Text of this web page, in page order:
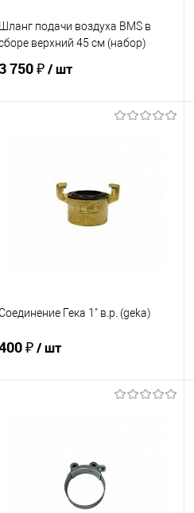
Шланг подачи воздуха BMS в
верхний 45 см (набор)
3 750 ₽/ шт
В избранное
Под заказ
Гека 1" в.р. (geka)
₽/ шт
В избранное